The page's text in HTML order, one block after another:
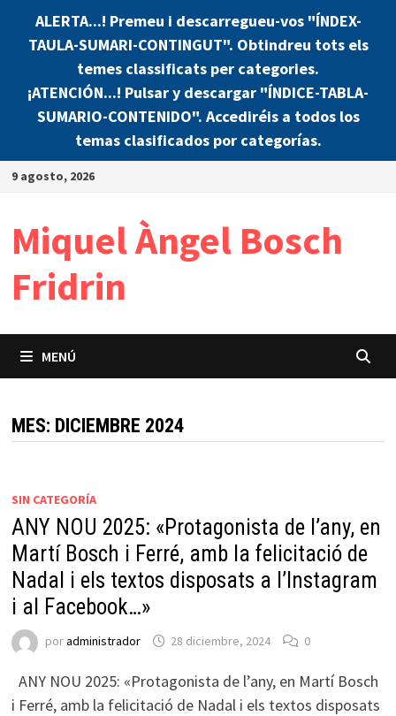
ALERTA...! Premeu i descarregueu-vos "ÍNDEX-
TAULA-SUMARI-CONTINGUT". Obtindreu tots els
temes classificats per categories.
¡ATENCIÓN...! Pulsar y descargar "ÍNDICE-TABLA-
SUMARIO-CONTENIDO". Accediréis a todos los
temas clasificados por categorías.
Saltar
9 agosto, 2026
Miquel Àngel Bosch
Fridrin
MENÚ
MES: DICIEMBRE 2024
SIN CATEGORÍA
ANY NOU 2025: «Protagonista de l’any, en
Martí Bosch i Ferré, amb la felicitació de
Nadal i els textos disposats a l’Instagram
i al Facebook…»
poradministrador 28 diciembre, 2024 0
ANY NOU 2025: «Protagonista de l’any, en Martí Bosch
i Ferré, amb la felicitació de Nadal i els textos disposats